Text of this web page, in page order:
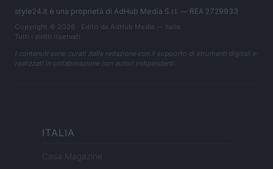
style24.it è una proprietà di AdHub Media S.r.l. — REA 2729933
Copyright © 2026 · Edito da AdHub Media — Italia
Tutti i diritti riservati
I contenuti sono curati dalla redazione con il supporto di strumenti digitali e
realizzati in collaborazione con autori indipendenti.
ITALIA
Casa Magazine